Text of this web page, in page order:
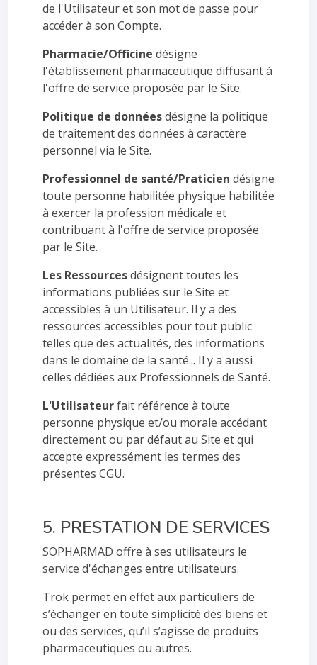
de l'Utilisateur et son mot de passe pour
accéder à son Compte.
Pharmacie/Officine désigne
l'établissement pharmaceutique diffusant à
l'offre de service proposée par le Site.
Politique de donnéesdésigne la politique
de traitement des données à caractère
personnel via le Site.
Professionnel de santé/Praticien désigne
toute personne habilitée physique habilitée
à exercer la profession médicale et
contribuant à l'offre de service proposée
par le Site.
Les Ressourcesdésignent toutes les
informations publiées sur le Site et
accessibles à un Utilisateur. Il y a des
ressources accessibles pour tout public
telles que des actualités, des informations
dans le domaine de la santé... Il y a aussi
celles dédiées aux Professionnels de Santé.
L'Utilisateurfait référence à toute
personne physique et/ou morale accédant
directement ou par défaut au Site et qui
accepte expressément les termes des
présentes CGU.
5. PRESTATION DE SERVICES
SOPHARMAD offre à ses utilisateurs le
service d'échanges entre utilisateurs.
Trok permet en effet aux particuliers de
s’échanger en toute simplicité des biens et
ou des services, qu’il s’agisse de produits
pharmaceutiques ou autres.